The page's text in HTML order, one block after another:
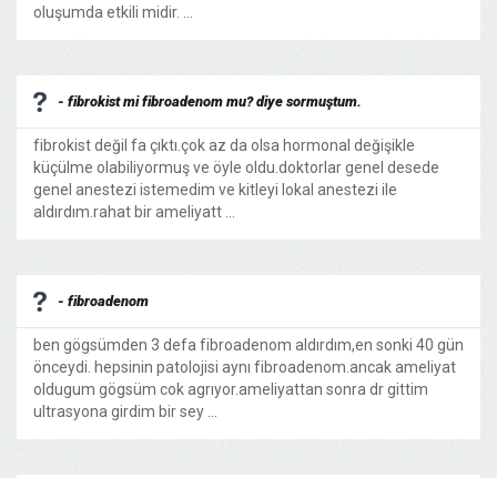
oluşumda etkili midir. ...
- fibrokist mi fibroadenom mu? diye sormuştum.
fibrokist değil fa çıktı.çok az da olsa hormonal değişikle
küçülme olabiliyormuş ve öyle oldu.doktorlar genel desede
genel anestezi istemedim ve kitleyi lokal anestezi ile
aldırdım.rahat bir ameliyatt ...
- fibroadenom
ben gögsümden 3 defa fibroadenom aldırdım,en sonki 40 gün
önceydi. hepsinin patolojisi aynı fibroadenom.ancak ameliyat
oldugum gögsüm cok agrıyor.ameliyattan sonra dr gittim
ultrasyona girdim bir sey ...